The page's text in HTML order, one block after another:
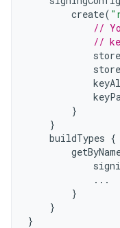
create(
//
//
}
}
buildTypes {
...
}
}
}